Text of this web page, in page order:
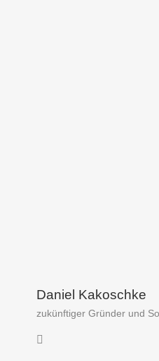
Daniel Kakoschke
zukünftiger Gründer und